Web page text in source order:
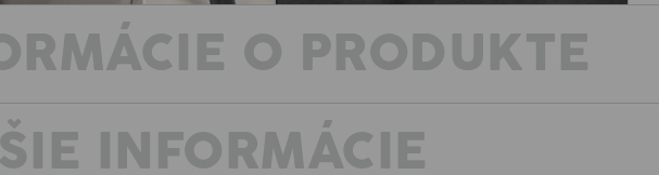
O PRODUKTE
ICON JE JEDNODUCHO IKONA
Strauss je pre tých najlepších.
INFORMÁCIE